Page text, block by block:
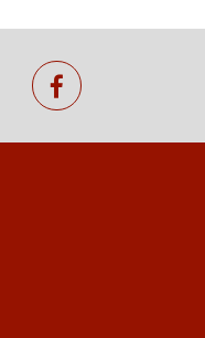
facebook